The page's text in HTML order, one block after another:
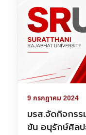
9 กรกฎาคม 2024
มรส.จัดกิจกรร
ขัน อนุรักษ์ศิล